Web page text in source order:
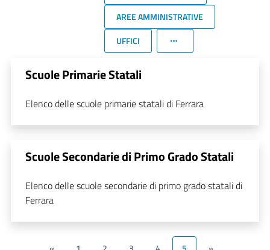
AREE AMMINISTRATIVE
UFFICI
Scuole Primarie Statali
Elenco delle scuole primarie statali di Ferrara
Scuole Secondarie di Primo Grado Statali
Elenco delle scuole secondarie di primo grado statali di
Ferrara